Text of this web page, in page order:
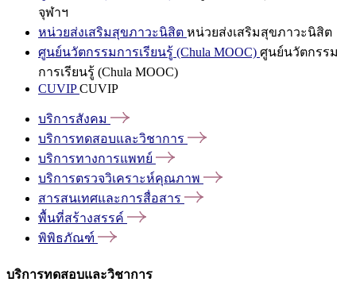
จุฬาฯ
หน่วยส่งเสริมสุขภาวะนิสิต หน่วยส่งเสริมสุขภาวะนิสิต
ศูนย์นวัตกรรมการเรียนรู้ (Chula MOOC) ศูนย์นวัตกรรม
การเรียนรู้ (Chula MOOC)
CUVIPCUVIP
บริการสังคม
บริการทดสอบและวิชาการ
บริการทางการแพทย์
บริการตรวจวิเคราะห์คุณภาพ
สารสนเทศและการสื่อสาร
พื้นที่สร้างสรรค์
พิพิธภัณฑ์
บริการทดสอบและวิชาการ